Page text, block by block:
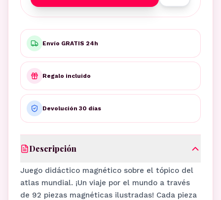
Envío GRATIS 24h
Regalo incluido
Devolución 30 días
Descripción
Juego didáctico magnético sobre el tópico del
atlas mundial. ¡Un viaje por el mundo a través
de 92 piezas magnéticas ilustradas! Cada pieza